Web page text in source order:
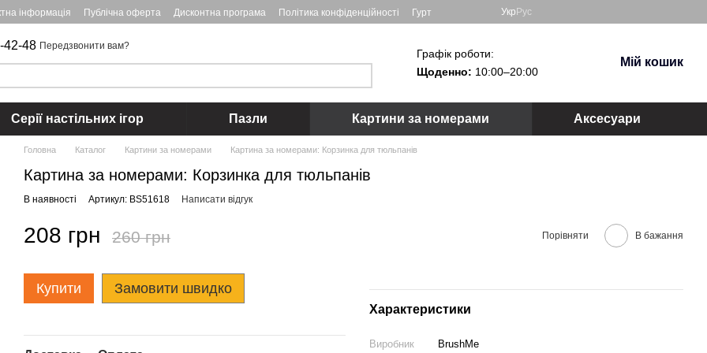
інформація Публічна оферта Дисконтна програма Політика конфіденційності Гурт Укр Рус
42-48 Передзвонити вам?
Графік роботи:
Щоденно: 10:00–20:00
Мій кошик
Серії настільних ігор Пазли Картини за номерами Аксесуари
Головна Каталог Картини за номерами Картина за номерами: Корзинка для тюльпанів
Картина за номерами: Корзинка для тюльпанів
В наявності Артикул: BS51618 Написати відгук
208 грн 260 грн Порівняти В бажання
Купити Замовити швидко
Характеристики
Виробник BrushMe